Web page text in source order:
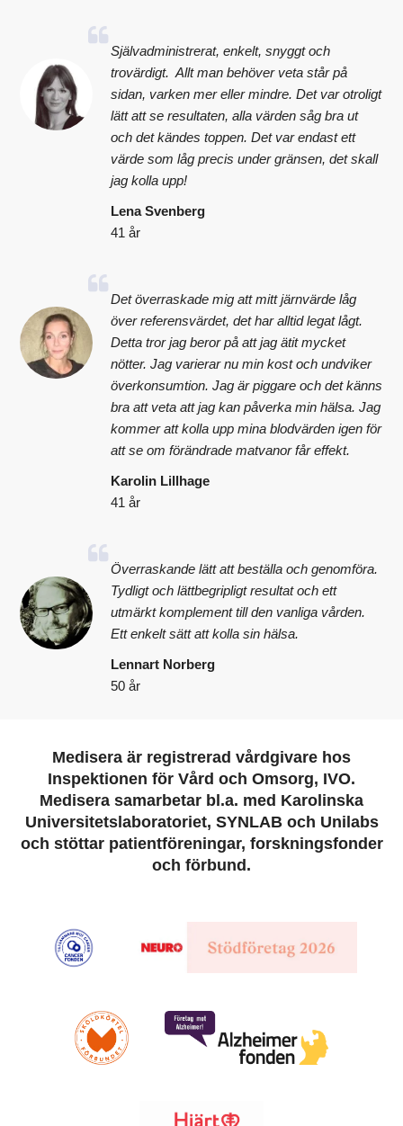
Självadministrerat, enkelt, snyggt och
trovärdigt. Allt man behöver veta står på
sidan, varken mer eller mindre. Det var otroligt
lätt att se resultaten, alla värden såg bra ut
och det kändes toppen. Det var endast ett
värde som låg precis under gränsen, det skall
jag kolla upp!
Lena Svenberg
41 år
Det överraskade mig att mitt järnvärde låg
över referensvärdet, det har alltid legat lågt.
Detta tror jag beror på att jag ätit mycket
nötter. Jag varierar nu min kost och undviker
överkonsumtion. Jag är piggare och det känns
bra att veta att jag kan påverka min hälsa. Jag
kommer att kolla upp mina blodvärden igen för
att se om förändrade matvanor får effekt.
Karolin Lillhage
41 år
Överraskande lätt att beställa och genomföra.
Tydligt och lättbegripligt resultat och ett
utmärkt komplement till den vanliga vården.
Ett enkelt sätt att kolla sin hälsa.
Lennart Norberg
50 år
Medisera är registrerad vårdgivare hos
Inspektionen för Vård och Omsorg, IVO.
Medisera samarbetar bl.a. med Karolinska
Universitetslaboratoriet, SYNLAB och Unilabs
och stöttar patientföreningar, forskningsfonder
och förbund.